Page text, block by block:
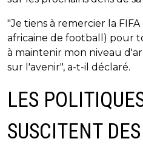
"Je tiens à remercier la
africaine de football) pour
à maintenir mon niveau
sur l'avenir", a-t-il déclaré.
LES
SUSCITENT